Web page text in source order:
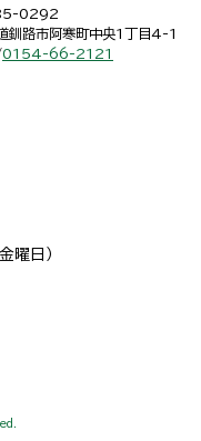
0292
釧路市阿寒町中央1丁目4-1
0154-66-2121
曜日）